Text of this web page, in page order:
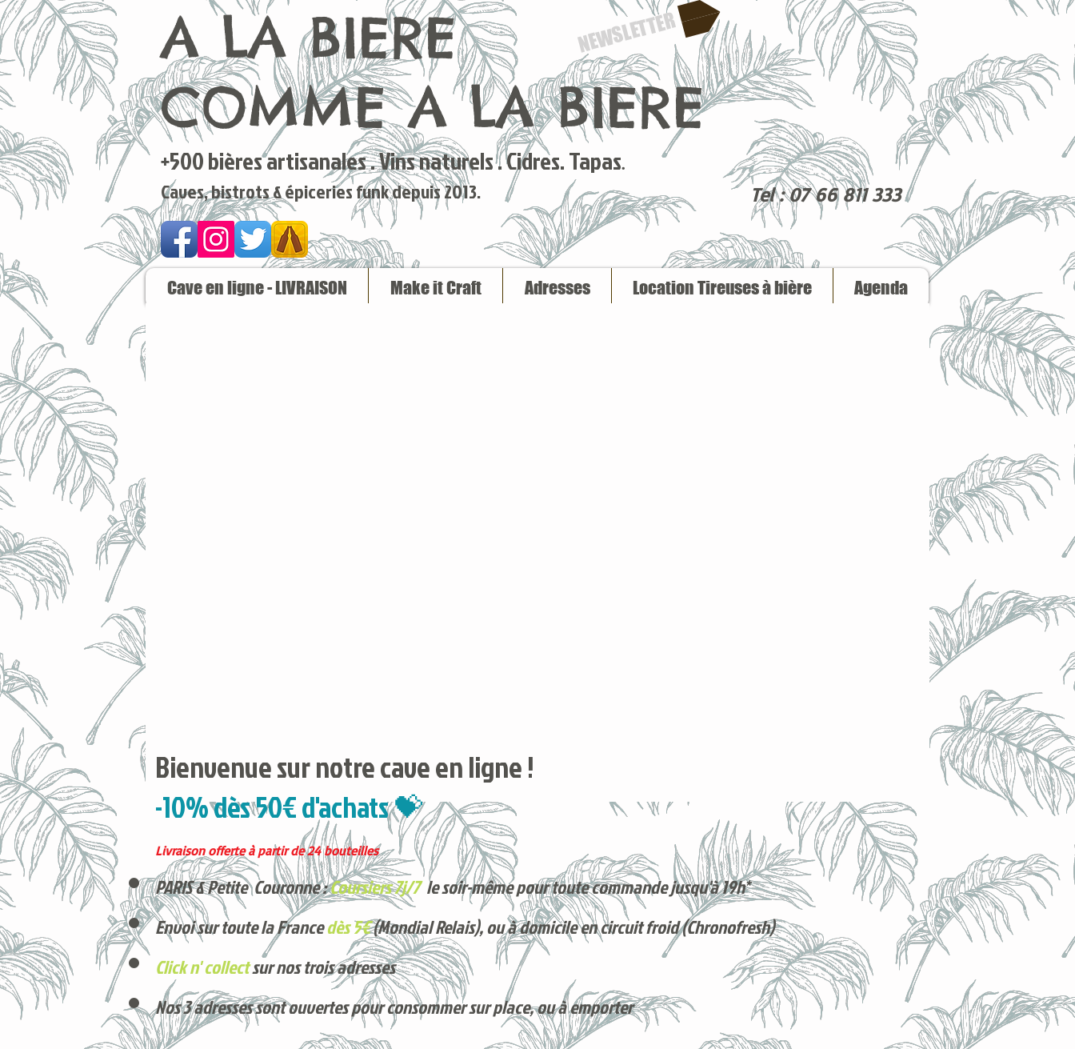
+500 bières artisanales . Vins naturels . Cidres. Tapas.
Caves, bistrots & épiceries funk depuis 2013.
A LA BIERE
COMME A LA BIERE
NEWSLETTER
Tel : 07 66 811 333
Cave en ligne - LIVRAISON Make it Craft Adresses Location Tireuses à bière Agenda
Bienvenue sur notre cave en ligne !
-10% dès 50€ d'achats 💝
Livraison offerte à partir de 24 bouteilles
PARIS & Petite Couronne :Coursiers 7j/7le soir-même pour toute commande jusqu'à 19h*
Envoi sur toute la Francedès 5€(Mondial Relais), ou à domicile en circuit froid (Chronofresh)
Click n' collectsur nos trois adresses
Nos 3 adresses sont ouvertes pour consommer sur place, ou à emporter